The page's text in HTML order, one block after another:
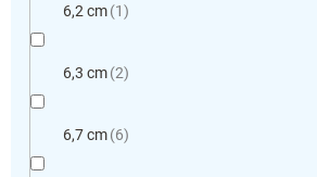
6,2 cm 1
6,3 cm 2
6,7 cm 6